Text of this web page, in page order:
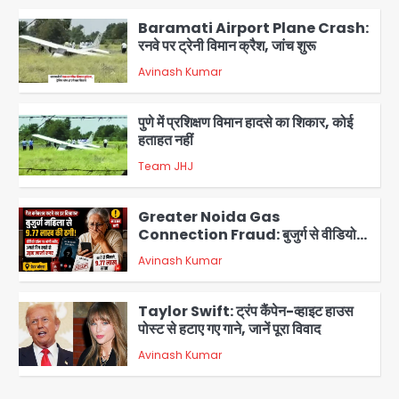
2
Avinash Kumar
3 Team JHJ
4
कॉल पर 9.77 लाख की साइबर फ्रॉड
Avinash Kumar
5
Avinash Kumar